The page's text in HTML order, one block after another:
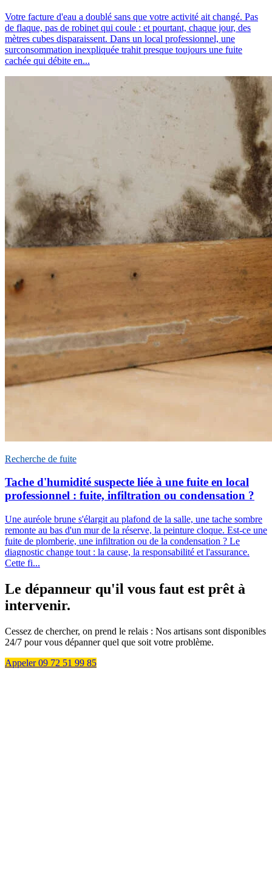
Votre facture d'eau a doublé sans que votre activité ait changé. Pas
de flaque, pas de robinet qui coule : et pourtant, chaque jour, des
mètres cubes disparaissent. Dans un local professionnel, une
surconsommation inexpliquée trahit presque toujours une fuite
cachée qui débite en...
Recherche de fuite
Tache d'humidité suspecte liée à une fuite en local
professionnel : fuite, infiltration ou condensation ?
Une auréole brune s'élargit au plafond de la salle, une tache sombre
remonte au bas d'un mur de la réserve, la peinture cloque. Est-ce une
fuite de plomberie, une infiltration ou de la condensation ? Le
diagnostic change tout : la cause, la responsabilité et l'assurance.
Cette fi...
Le dépanneur qu'il vous faut est prêt à
intervenir.
Cessez de chercher, on prend le relais : Nos artisans sont disponibles
24/7 pour vous dépanner quel que soit votre problème.
Appeler 09 72 51 99 85